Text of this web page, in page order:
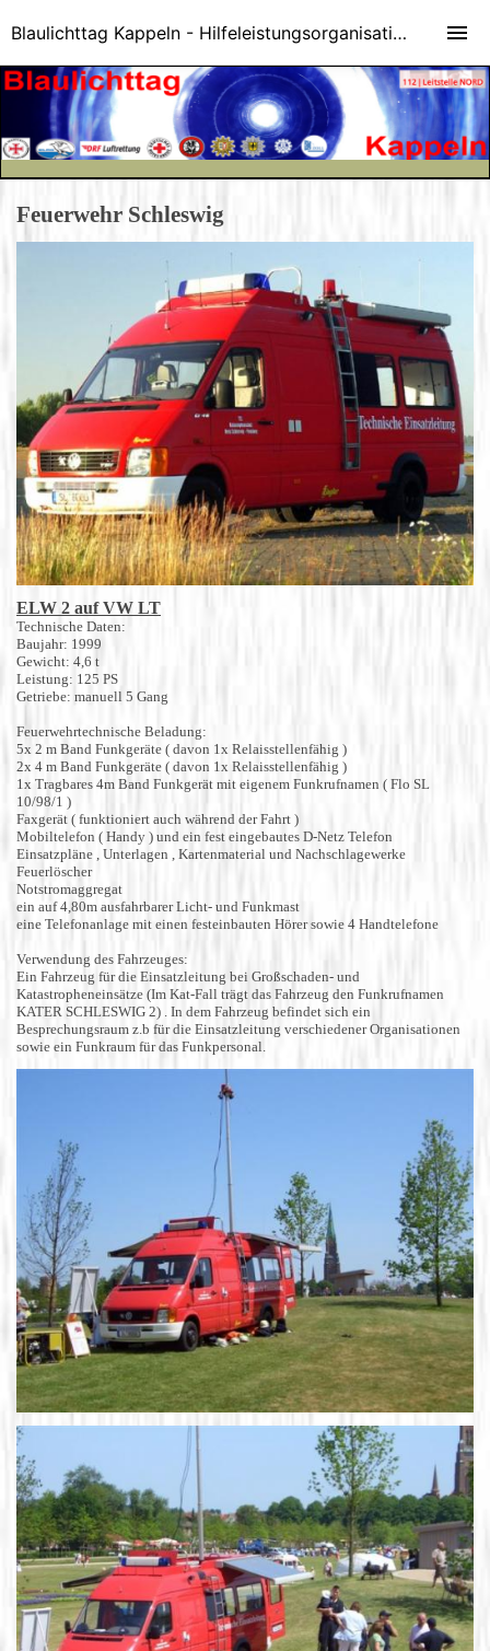
Feuerwehr Schleswig
ELW 2 auf VW LT
Technische Daten:
Baujahr: 1999
Gewicht: 4,6 t
Leistung: 125 PS
Getriebe: manuell 5 Gang
Feuerwehrtechnische Beladung:
5x 2 m Band Funkgeräte ( davon 1x Relaisstellenfähig )
2x 4 m Band Funkgeräte ( davon 1x Relaisstellenfähig )
1x Tragbares 4m Band Funkgerät mit eigenem Funkrufnamen ( Flo SL
10/98/1 )
Faxgerät ( funktioniert auch während der Fahrt )
Mobiltelefon ( Handy ) und ein fest eingebautes D-Netz Telefon
Einsatzpläne , Unterlagen , Kartenmaterial und Nachschlagewerke
Feuerlöscher
Notstromaggregat
ein auf 4,80m ausfahrbarer Licht- und Funkmast
eine Telefonanlage mit einen festeinbauten Hörer sowie 4 Handtelefone
Verwendung des Fahrzeuges:
Ein Fahrzeug für die Einsatzleitung bei Großschaden- und
Katastropheneinsätze (Im Kat-Fall trägt das Fahrzeug den Funkrufnamen
KATER SCHLESWIG 2) . In dem Fahrzeug befindet sich ein
Besprechungsraum z.b für die Einsatzleitung verschiedener Organisationen
sowie ein Funkraum für das Funkpersonal.
Blaulichttag Kappeln - Hilfeleistungsorganisationen stellen sich vor...